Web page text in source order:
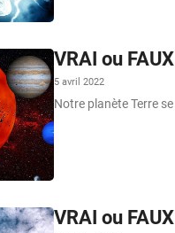
VRAI ou
5 avril 2022
Notre planète Terre
VRAI ou